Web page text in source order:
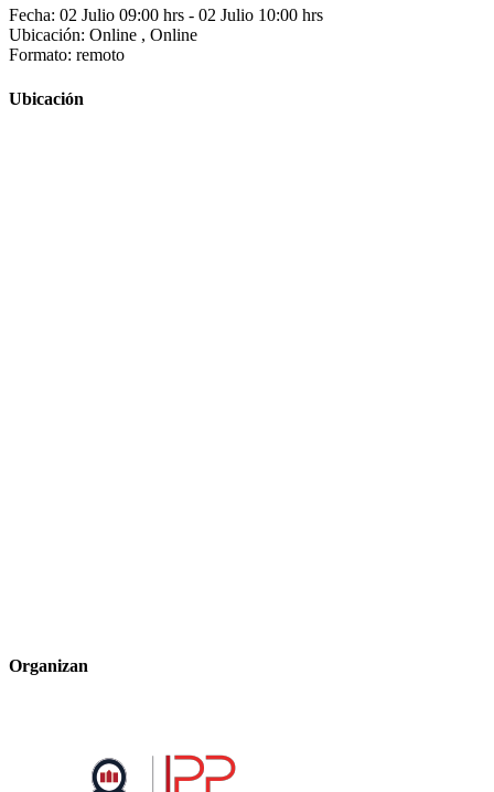
Fecha: 02 Julio 09:00 hrs - 02 Julio 10:00 hrs
Ubicación: Online , Online
Formato: remoto
Ubicación
Organizan